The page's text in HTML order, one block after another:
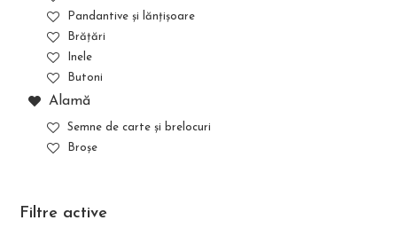
Pandantive și lănțișoare
Brățări
Inele
Butoni
Alamă
Semne de carte și brelocuri
Broșe
Filtre active